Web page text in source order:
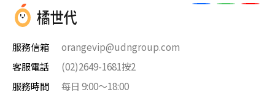
服務信箱
orangevip@udngroup.com
客服電話
(02)2649-1681按2
服務時間
每日 9:00～18:00